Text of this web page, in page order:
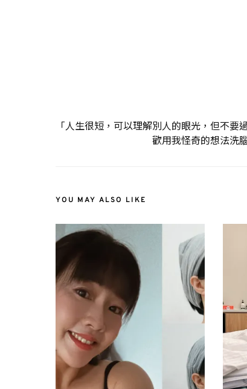
「人生很短，可以理解別人的眼光，但不
歡用我怪奇的想法洗
YOU MAY ALSO LIKE